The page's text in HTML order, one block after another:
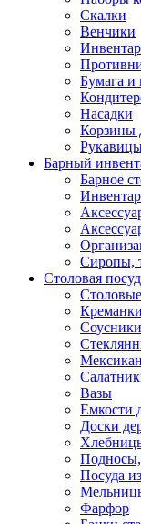
Скалки
Венчики
Бумага и
Насадки
Корзины
Барный
Барное
Сиропы,
Столовая
Вазы
Емкости
Доски
Подносы,
Посуда
Фарфор